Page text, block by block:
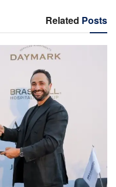
Related Posts